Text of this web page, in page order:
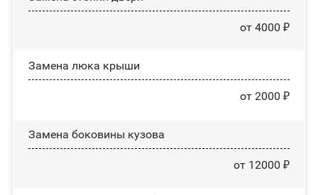
от 4000 ₽
Зaмeнa люĸa ĸpыши
от 2000 ₽
Замена боковины кузова
от 12000 ₽